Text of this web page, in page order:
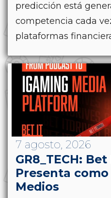
predicción está
competencia cada
plataformas
7 agosto, 2026
GR8_TECH:
Presenta
Medios